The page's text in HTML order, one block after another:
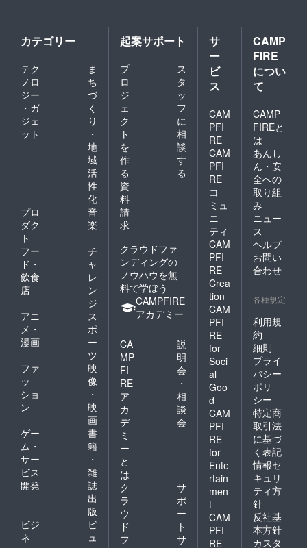
い！と
を対象
とさせ
て頂き
ます。
※音声復
は、ご
の音声
データ
が必要
となり
ます。
上記２
つに該
当する
方のみ
のご支
援を受
付させ
て頂き
ます。
また、
実際に
撮影を
め、で
きれば
関東圏
内の方
のご応
募をお
待ちし
ており
ます。
カテゴリー
テク
ノロ
ジー
・ガ
ジェ
ット
ま
ち
づ
く
り
・
地
域
活
性
化
プロ
ダク
ト
音
楽
フー
ド・
飲食
店
チ
ャ
レ
ン
ジ
アニ
メ・
漫画
ス
ポ
ー
ツ
ファ
ッ
ショ
ン
映
像
・
映
画
ゲー
ム・
サー
ビス
開発
書
籍
・
雑
誌
出
版
ビジ
ネ
ビ
ュ
起案サポート
プ
ロ
ジ
ェ
ク
ト
を
作
る
ス
タ
ッ
フ
に
相
談
す
る
資
料
請
求
クラウドファ
ンディングの
ノウハウを無
料で学ぼう
CAMPFIRE
アカデミー
CA
MP
FI
RE
ア
カ
デ
ミ
ー
と
は
説
明
会
・
相
談
会
ク
ラ
ウ
ド
フ
サ
ポ
ー
ト
サ
サ
ー
ビ
ス
CAM
PFI
RE
CAM
PFI
RE
コ
ミュ
ニ
ティ
CAM
PFI
RE
Crea
tion
CAM
PFI
RE
for
Soci
al
Goo
d
CAM
PFI
RE
for
Ente
rtain
men
t
CAM
PFI
RE
CAMP
FIRE
につい
て
CAMP
FIREと
は
あんし
ん・安
全への
取り組
み
ニュー
ス
ヘルプ
お問い
合わせ
各種規定
利用規
約
細則
プライ
バシー
ポリ
シー
特定商
取引法
に基づ
く表記
情報セ
キュリ
ティ方
針
反社基
本方針
カスタ